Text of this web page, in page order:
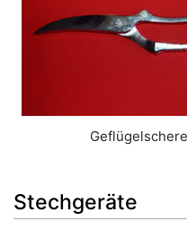
Geflügelschere
Stechgeräte